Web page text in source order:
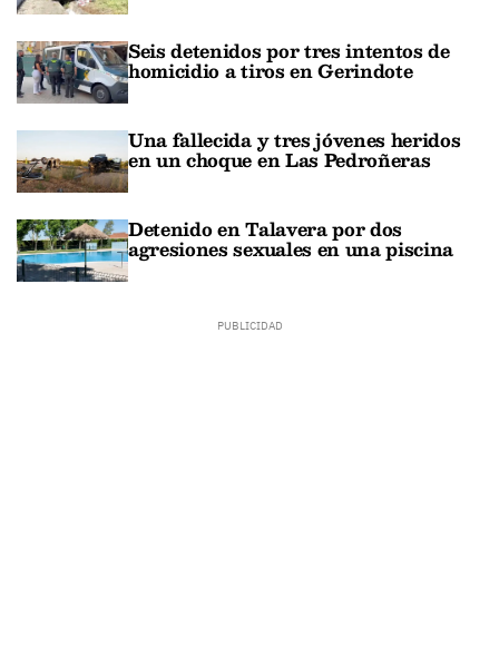
Seis detenidos por tres intentos de
homicidio a tiros en Gerindote
Una fallecida y tres jóvenes heridos
en un choque en Las Pedroñeras
Detenido en Talavera por dos
agresiones sexuales en una piscina